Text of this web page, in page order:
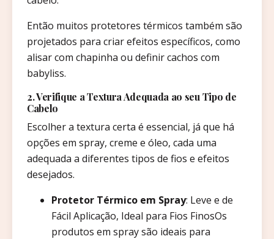
Então muitos protetores térmicos também são
projetados para criar efeitos específicos, como
alisar com chapinha ou definir cachos com
babyliss.
2. Verifique a Textura Adequada ao seu Tipo de
Cabelo
Escolher a textura certa é essencial, já que há
opções em spray, creme e óleo, cada uma
adequada a diferentes tipos de fios e efeitos
desejados.
Protetor Térmico em Spray: Leve e de
Fácil Aplicação, Ideal para Fios FinosOs
produtos em spray são ideais para